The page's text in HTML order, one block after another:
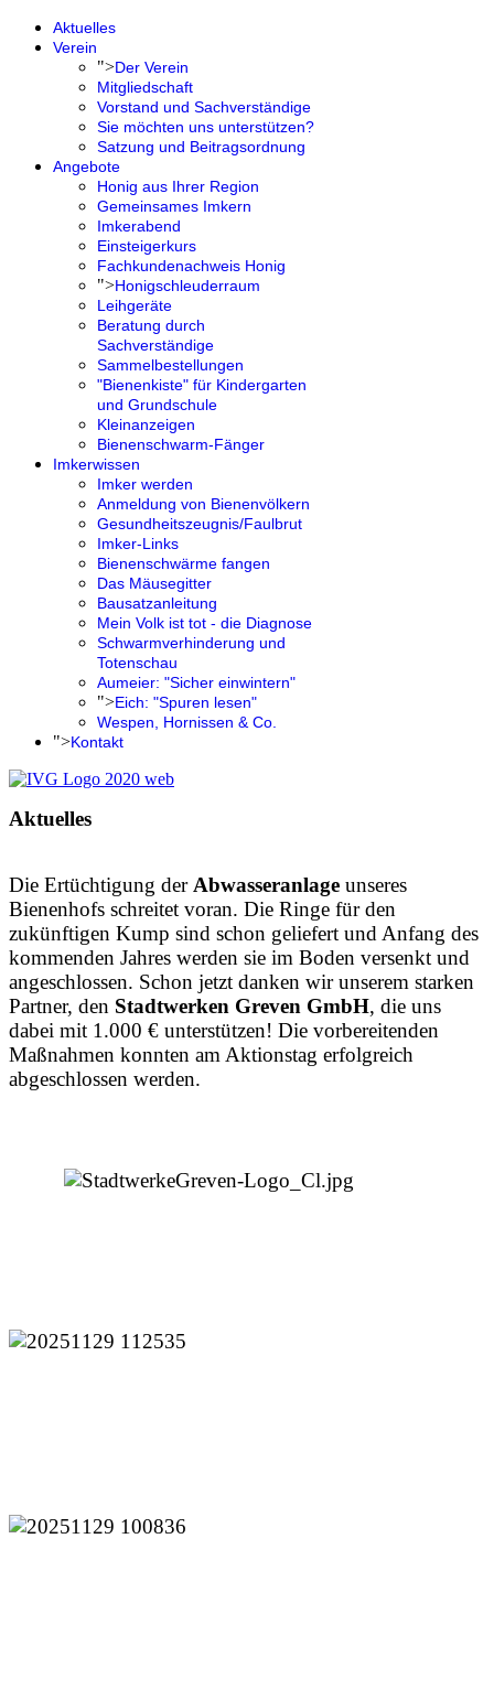
Aktuelles
Verein
">Der Verein
Mitgliedschaft
Vorstand und Sachverständige
Sie möchten uns unterstützen?
Satzung und Beitragsordnung
Angebote
Honig aus Ihrer Region
Gemeinsames Imkern
Imkerabend
Einsteigerkurs
Fachkundenachweis Honig
">Honigschleuderraum
Leihgeräte
Beratung durch
Sachverständige
Sammelbestellungen
"Bienenkiste" für Kindergarten
und Grundschule
Kleinanzeigen
Bienenschwarm-Fänger
Imkerwissen
Imker werden
Anmeldung von Bienenvölkern
Gesundheitszeugnis/Faulbrut
Imker-Links
Bienenschwärme fangen
Das Mäusegitter
Bausatzanleitung
Mein Volk ist tot - die Diagnose
Schwarmverhinderung und
Totenschau
Aumeier: "Sicher einwintern"
">Eich: "Spuren lesen"
Wespen, Hornissen & Co.
">Kontakt
Aktuelles
Die Ertüchtigung der Abwasseranlage unseres
Bienenhofs schreitet voran. Die Ringe für den
zukünftigen Kump sind schon geliefert und Anfang des
kommenden Jahres werden sie im Boden versenkt und
angeschlossen. Schon jetzt danken wir unserem starken
Partner, den Stadtwerken Greven GmbH, die uns
dabei mit 1.000 € unterstützen! Die vorbereitenden
Maßnahmen konnten am Aktionstag erfolgreich
abgeschlossen werden.